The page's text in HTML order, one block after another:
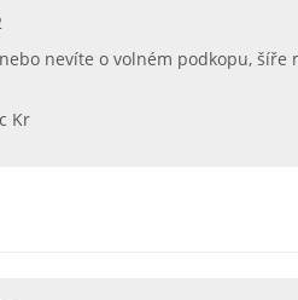
nevíte o volném podkopu, šíře
Kr